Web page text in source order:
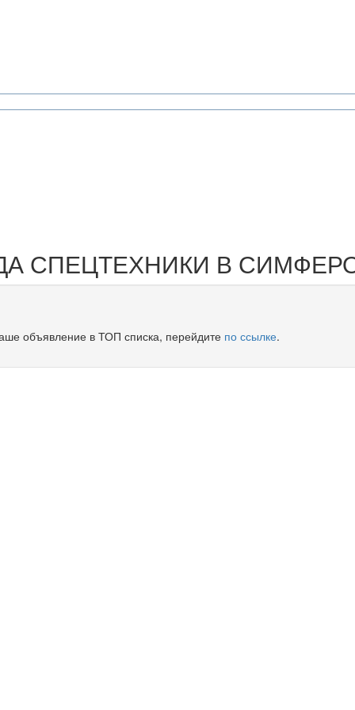
СПЕЦТЕХНИКИ В
объявление в ТОП списка, перейдите по ссылке.